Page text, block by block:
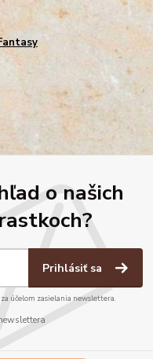
o našich
Prihlásiť sa
za účelom zasielania newslettera.